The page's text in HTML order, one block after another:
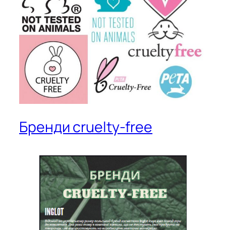
Бренди cruelty-free